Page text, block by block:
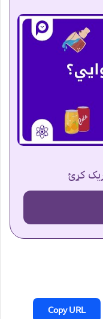
کړئ
Copy URL